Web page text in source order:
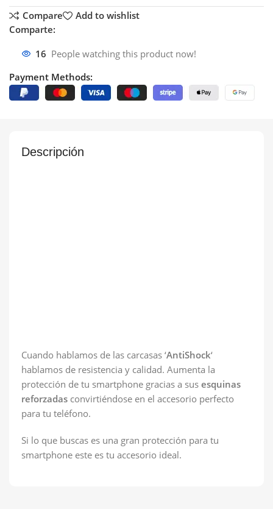
Compare
Add to wishlist
Comparte:
16 People watching this product now!
Payment Methods:
Descripción
Cuando hablamos de las carcasas ‘AntiShock‘
hablamos de resistencia y calidad. Aumenta la
protección de tu smartphone gracias a sus esquinas
reforzadas convirtiéndose en el accesorio perfecto
para tu teléfono.
Si lo que buscas es una gran protección para tu
smartphone este es tu accesorio ideal.